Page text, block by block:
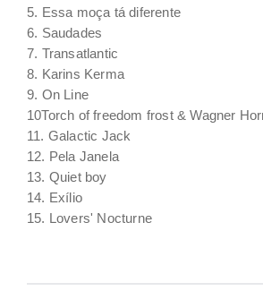
5. Essa moça tá diferente
6. Saudades
7. Transatlantic
8. Karins Kerma
9. On Line
10Torch of freedom frost & Wagner
11. Galactic Jack
12. Pela Janela
13. Quiet boy
14. Exílio
15. Lovers' Nocturne